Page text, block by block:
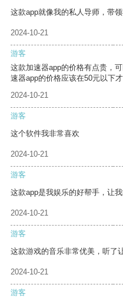
这款app就像我的私人导师，带领
2024-10-21
游客
这款加速器app的价格有点贵，
速器app的价格应该在50元以下才
2024-10-21
游客
这个软件我非常喜欢
2024-10-21
游客
这款app是我娱乐的好帮手，让
2024-10-21
游客
这款游戏的音乐非常优美，听了
2024-10-21
游客